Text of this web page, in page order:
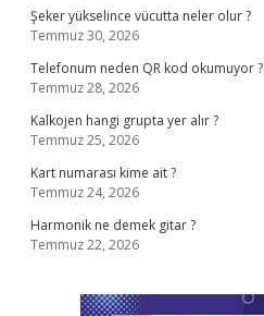
Şeker yükselince vücutta neler olur ?
Temmuz 30, 2026
Telefonum neden QR kod okumuyor ?
Temmuz 28, 2026
Kalkojen hangi grupta yer alır ?
Temmuz 25, 2026
Kart numarası kime ait ?
Temmuz 24, 2026
Harmonik ne demek gitar ?
Temmuz 22, 2026